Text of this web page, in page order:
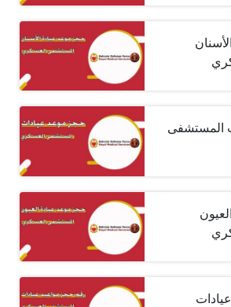
المستشفى